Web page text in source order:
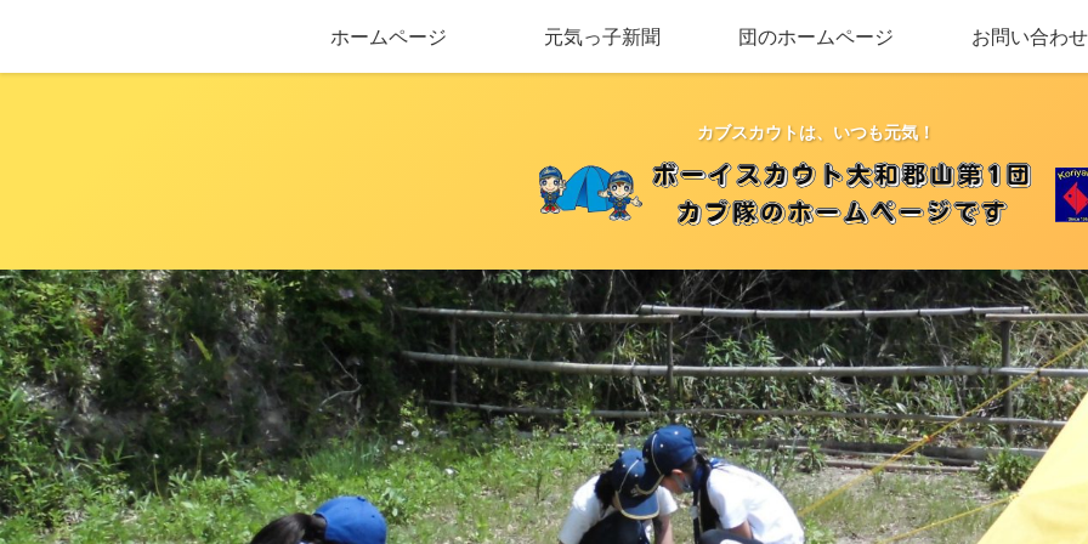
カブスカウトは、いつも元気！
ホームページ 元気っ子新聞 団のホームページ お問い合わせ